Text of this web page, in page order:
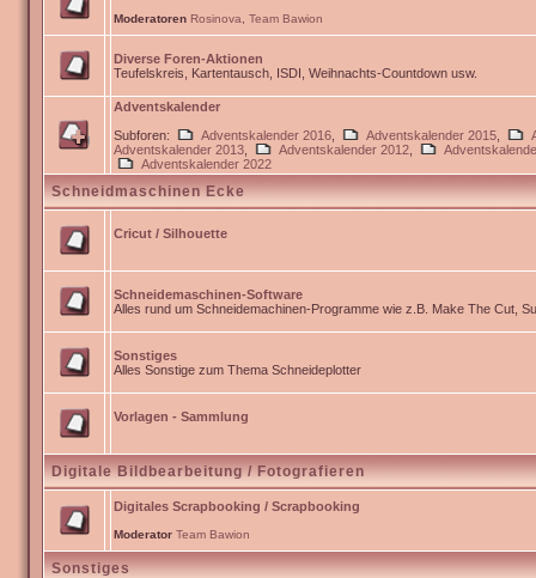
Moderatoren Rosinova Team Bawion
Diverse Foren-Aktionen
Teufelskreis, Kartentausch, ISDI, Weihnachts-Countdown usw.
Adventskalender
Subforen:
Adventskalender 2016 Adventskalender 2015
Adventskalender 2013
Adventskalender 2012
Adventskalender 2022
Schneidmaschinen Ecke
Cricut / Silhouette
Schneidemaschinen-Software
Alles rund um Schneidemachinen-Programme wie z.B. Make The Cut,
Sonstiges
Alles Sonstige zum Thema Schneideplotter
Vorlagen - Sammlung
Digitale Bildbearbeitung / Fotografieren
Digitales Scrapbooking / Scrapbooking
Moderator Team Bawion
Sonstiges